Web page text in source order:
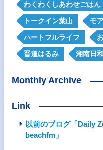
わくわくしあわせごはん
トークイン葉山 モ
ハートフルライフ
晋道はるみ 湘南日和
Monthly Archive
Link
以前のブログ「Daily
beachfm」